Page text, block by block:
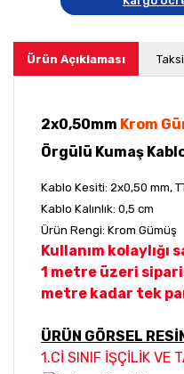
Ürün Açıklaması
2x0,50mm Krom
Örgülü Kumaş
Kablo Kesiti: 2x0,50 mm,
Kablo Kalınlık: 0,5 cm
Ürün Rengi: Krom Gümüş
Kullanım kolaylığı
1 metre üzeri
metre kadar tek
ÜRÜN GÖRSEL
1.Cİ SINIF İŞÇİLİK VE